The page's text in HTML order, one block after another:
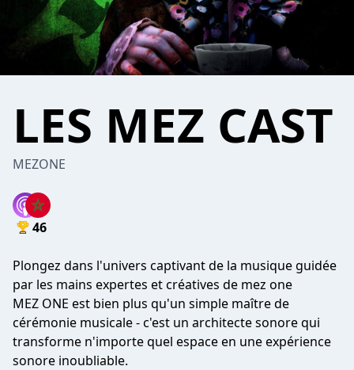
LES MEZ CAST
MEZONE
46
Plongez dans l'univers captivant de la musique guidée
par les mains expertes et créatives de mez one
MEZ ONE est bien plus qu'un simple maître de
cérémonie musicale - c'est un architecte sonore qui
transforme n'importe quel espace en une expérience
sonore inoubliable.